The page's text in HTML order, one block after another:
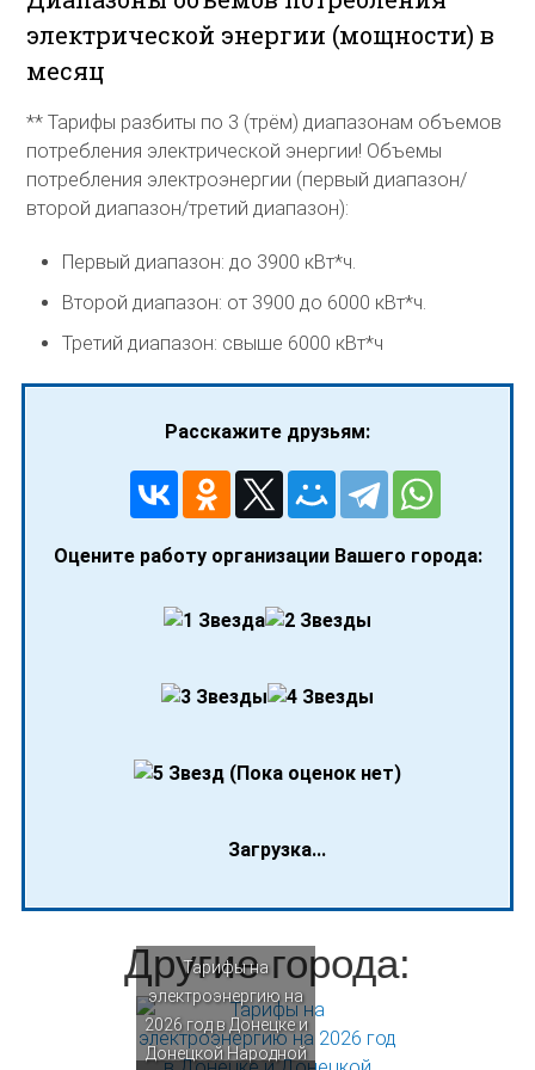
электрической энергии (мощности) в
месяц
** Тарифы разбиты по 3 (трём) диапазонам объемов
потребления электрической энергии! Объемы
потребления электроэнергии (первый диапазон/
второй диапазон/третий диапазон):
Первый диапазон: до 3900 кВт*ч.
Второй диапазон: от 3900 до 6000 кВт*ч.
Третий диапазон: свыше 6000 кВт*ч
Расскажите друзьям:
Оцените работу организации Вашего города:
(Пока оценок нет)
Загрузка...
Другие города:
Тарифы на
электроэнергию на
2026 год в Донецке и
Донецкой Народной